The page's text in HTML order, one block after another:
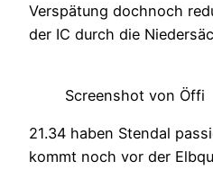
Verspätung dochnoch
der IC durch die
Screenshot von Öffi
21.34 haben Stendal
kommt noch vor der